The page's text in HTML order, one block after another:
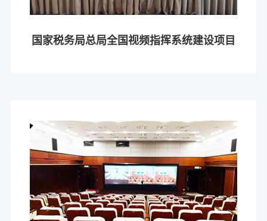
国家税务局总局全国视频指挥系统建设项目